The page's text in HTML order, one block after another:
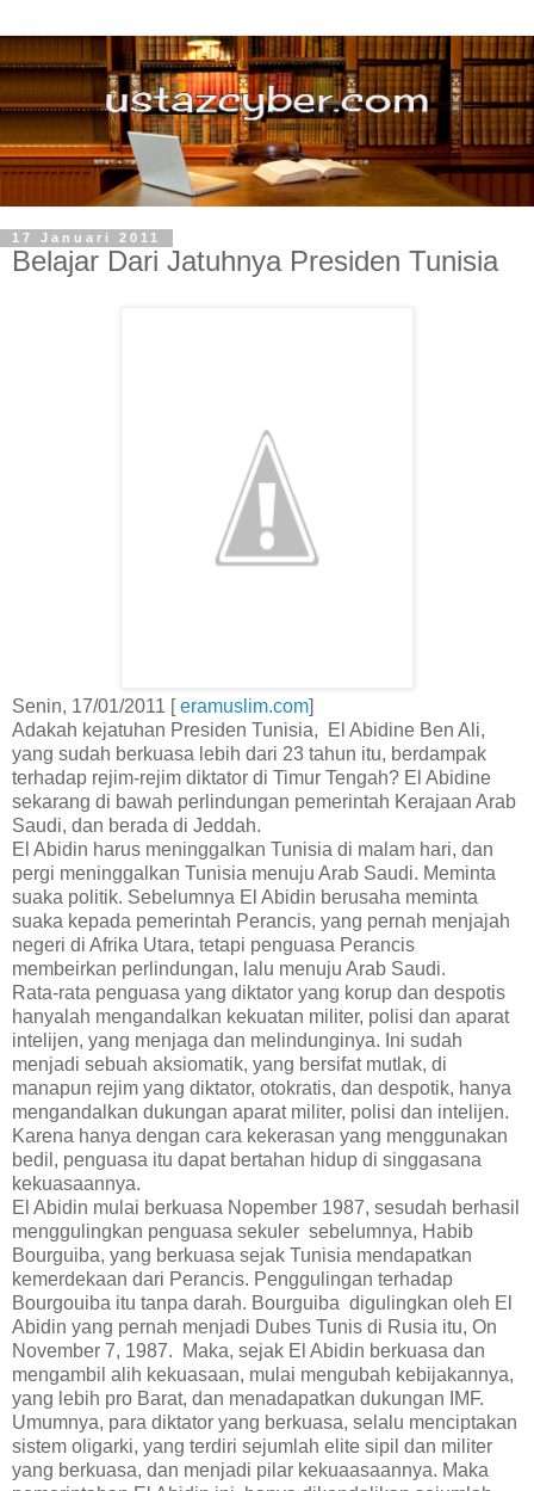
17 Januari 2011
Belajar Dari Jatuhnya Presiden Tunisia
Senin, 17/01/2011 [eramuslim.com]
Adakah kejatuhan Presiden Tunisia, El Abidine Ben Ali,
yang sudah berkuasa lebih dari 23 tahun itu, berdampak
terhadap rejim-rejim diktator di Timur Tengah? El Abidine
sekarang di bawah perlindungan pemerintah Kerajaan Arab
Saudi, dan berada di Jeddah.
El Abidin harus meninggalkan Tunisia di malam hari, dan
pergi meninggalkan Tunisia menuju Arab Saudi. Meminta
suaka politik. Sebelumnya El Abidin berusaha meminta
suaka kepada pemerintah Perancis, yang pernah menjajah
negeri di Afrika Utara, tetapi penguasa Perancis
membeirkan perlindungan, lalu menuju Arab Saudi.
Rata-rata penguasa yang diktator yang korup dan despotis
hanyalah mengandalkan kekuatan militer, polisi dan aparat
intelijen, yang menjaga dan melindunginya. Ini sudah
menjadi sebuah aksiomatik, yang bersifat mutlak, di
manapun rejim yang diktator, otokratis, dan despotik, hanya
mengandalkan dukungan aparat militer, polisi dan intelijen.
Karena hanya dengan cara kekerasan yang menggunakan
bedil, penguasa itu dapat bertahan hidup di singgasana
kekuasaannya.
El Abidin mulai berkuasa Nopember 1987, sesudah berhasil
menggulingkan penguasa sekuler sebelumnya, Habib
Bourguiba, yang berkuasa sejak Tunisia mendapatkan
kemerdekaan dari Perancis. Penggulingan terhadap
Bourgouiba itu tanpa darah. Bourguiba digulingkan oleh El
Abidin yang pernah menjadi Dubes Tunis di Rusia itu, On
November 7, 1987. Maka, sejak El Abidin berkuasa dan
mengambil alih kekuasaan, mulai mengubah kebijakannya,
yang lebih pro Barat, dan menadapatkan dukungan IMF.
Umumnya, para diktator yang berkuasa, selalu menciptakan
sistem oligarki, yang terdiri sejumlah elite sipil dan militer
yang berkuasa, dan menjadi pilar kekuaasaannya. Maka